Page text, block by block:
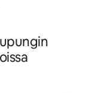
minuutin
pääkadulta, jolla
kahviloita ja kauppoja.